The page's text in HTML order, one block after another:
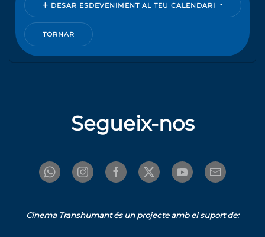
DESAR ESDEVENIMENT AL TEU CALENDARI
TORNAR
Segueix-nos
Cinema Transhumant és un projecte amb el suport de: